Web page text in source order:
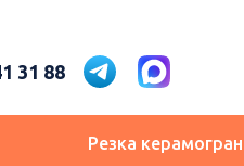
31 88
Резка